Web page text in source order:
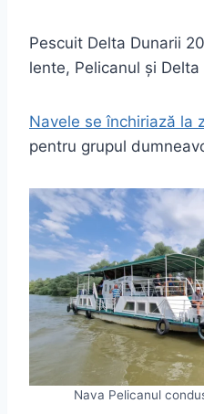
Pescuit Delta Dunarii
lente, Pelicanul și Delta
Navele se închiriază la
pentru grupul
Nava Pelicanul